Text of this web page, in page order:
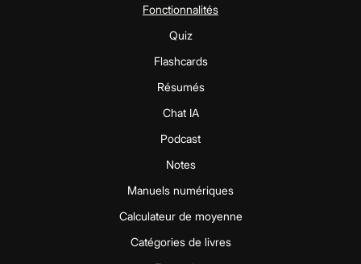
Fonctionnalités
Quiz
Flashcards
Résumés
Chat IA
Podcast
Notes
Manuels numériques
Calculateur de moyenne
Catégories de livres